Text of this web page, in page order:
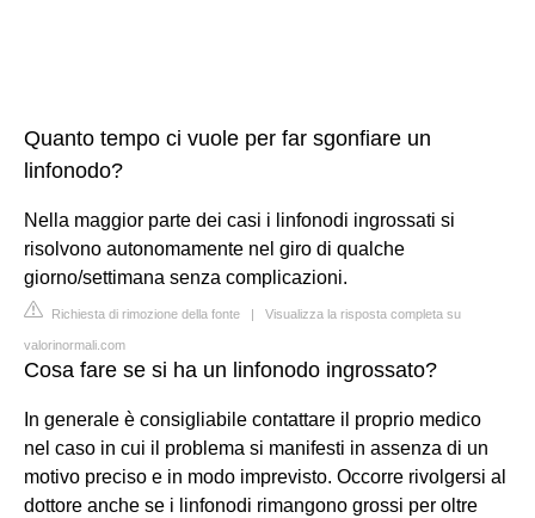
Quanto tempo ci vuole per far sgonfiare un
linfonodo?
Nella maggior parte dei casi i linfonodi ingrossati si
risolvono autonomamente nel giro di qualche
giorno/settimana senza complicazioni.
Richiesta di rimozione della fonte | Visualizza la risposta completa su
valorinormali.com
Cosa fare se si ha un linfonodo ingrossato?
In generale è consigliabile contattare il proprio medico
nel caso in cui il problema si manifesti in assenza di un
motivo preciso e in modo imprevisto. Occorre rivolgersi al
dottore anche se i linfonodi rimangono grossi per oltre